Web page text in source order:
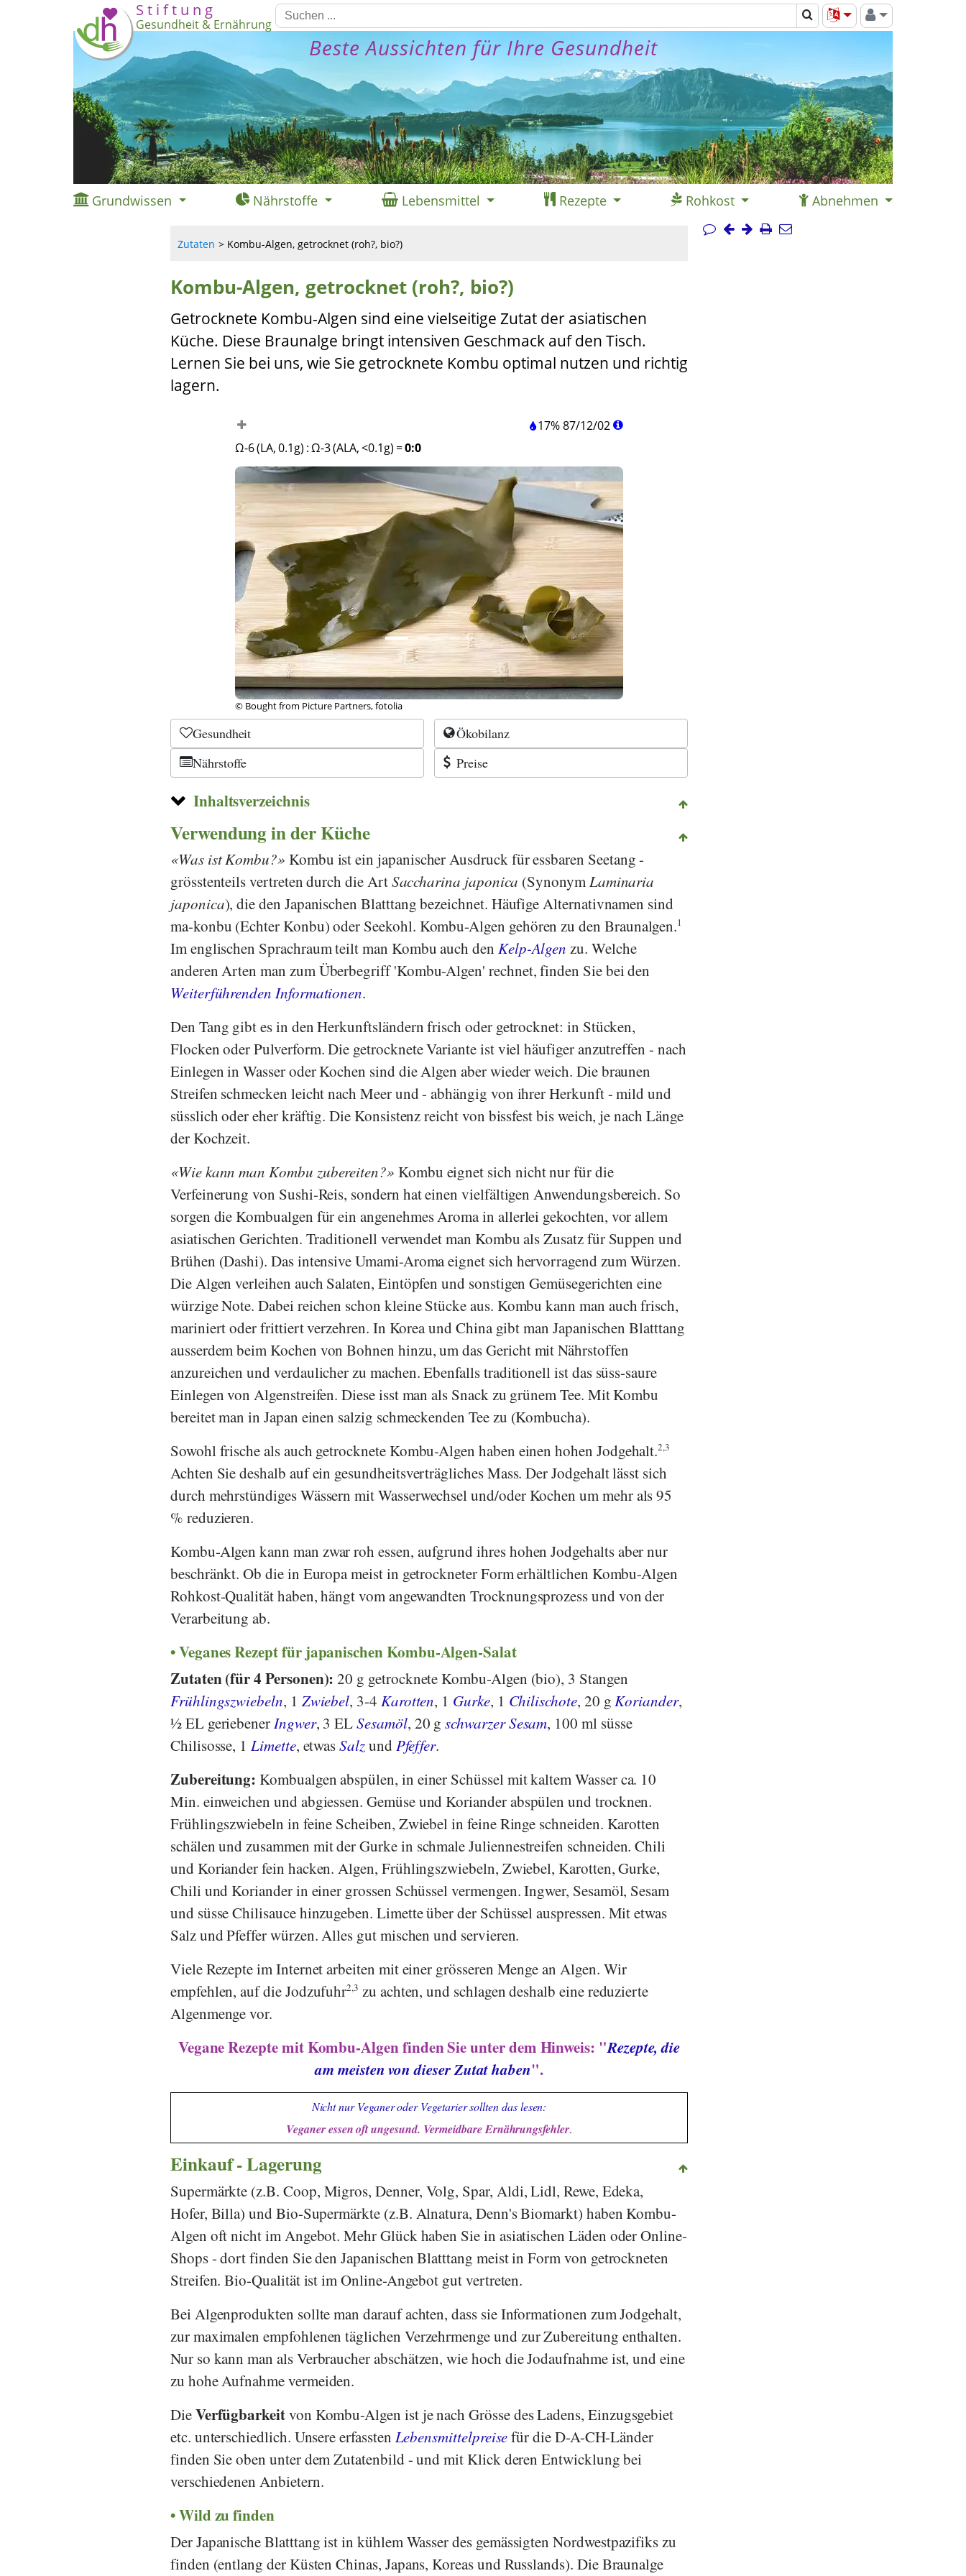
S t i f t u n g
Gesundheit & Ernährung
Beste Aussichten für Ihre Gesundheit
Grundwissen Nährstoffe Lebensmittel Rezepte Rohkost Abnehmen
Zutaten Kombu-Algen, getrocknet (roh?, bio?)
Kombu-Algen, getrocknet (roh?, bio?)
Getrocknete Kombu-Algen sind eine vielseitige Zutat der asiatischen
Küche. Diese Braunalge bringt intensiven Geschmack auf den Tisch.
Lernen Sie bei uns, wie Sie getrocknete Kombu optimal nutzen und richtig
lagern.
17%87/12/02
Ω-6 (LA, 0.1g) :Ω-3 (ALA, <0.1g) =0:0
© CC-0 1.0, Freddy An, Korea, pixabay
Gesundheit
Ökobilanz
Nährstoffe
Preise
Inhaltsverzeichnis
Verwendung in der Küche
Was ist Kombu? Kombu ist ein japanischer Ausdruck für essbaren Seetang -
grösstenteils vertreten durch die ArtSaccharina japonica (SynonymLaminaria
japonica), die den Japanischen Blatttang bezeichnet. Häufige Alternativnamen sind
ma-konbu (Echter Konbu) oder Seekohl. Kombu-Algen gehören zu den Braunalgen.1
Im englischen Sprachraum teilt man Kombu auch den Kelp-Algen zu. Welche
anderen Arten man zum Überbegriff 'Kombu-Algen' rechnet, finden Sie bei den
Weiterführenden Informationen.
Den Tang gibt es in den Herkunftsländern frisch oder getrocknet: in Stücken,
Flocken oder Pulverform. Die getrocknete Variante ist viel häufiger anzutreffen - nach
Einlegen in Wasser oder Kochen sind die Algen aber wieder weich. Die braunen
Streifen schmecken leicht nach Meer und - abhängig von ihrer Herkunft - mild und
süsslich oder eher kräftig. Die Konsistenz reicht von bissfest bis weich, je nach Länge
der Kochzeit.
Wie kann man Kombu zubereiten? Kombu eignet sich nicht nur für die
Verfeinerung von Sushi-Reis, sondern hat einen vielfältigen Anwendungsbereich. So
sorgen die Kombualgen für ein angenehmes Aroma in allerlei gekochten, vor allem
asiatischen Gerichten. Traditionell verwendet man Kombu als Zusatz für Suppen und
Brühen (Dashi). Das intensive Umami-Aroma eignet sich hervorragend zum Würzen.
Die Algen verleihen auch Salaten, Eintöpfen und sonstigen Gemüsegerichten eine
würzige Note. Dabei reichen schon kleine Stücke aus. Kombu kann man auch frisch,
mariniert oder frittiert verzehren. In Korea und China gibt man Japanischen Blatttang
ausserdem beim Kochen von Bohnen hinzu, um das Gericht mit Nährstoffen
anzureichen und verdaulicher zu machen. Ebenfalls traditionell ist das süss-saure
Einlegen von Algenstreifen. Diese isst man als Snack zu grünem Tee. Mit Kombu
bereitet man in Japan einen salzig schmeckenden Tee zu (Kombucha).
Sowohl frische als auch getrocknete Kombu-Algen haben einen hohen Jodgehalt.2,3
Achten Sie deshalb auf ein gesundheitsverträgliches Mass. Der Jodgehalt lässt sich
durch mehrstündiges Wässern mit Wasserwechsel und/oder Kochen um mehr als 95
% reduzieren.
Kombu-Algen kann man zwar roh essen, aufgrund ihres hohen Jodgehalts aber nur
beschränkt. Ob die in Europa meist in getrockneter Form erhältlichen Kombu-Algen
Rohkost-Qualität haben, hängt vom angewandten Trocknungsprozess und von der
Verarbeitung ab.
Veganes Rezept für japanischen Kombu-Algen-Salat
Zutaten (für 4 Personen):20 g getrocknete Kombu-Algen (bio), 3 Stangen
Frühlingszwiebeln, 1 Zwiebel, 3-4 Karotten, 1 Gurke, 1 Chilischote, 20 gKoriander,
½ EL geriebenerIngwer, 3 ELSesamöl, 20 gschwarzer Sesam, 100 ml süsse
Chilisosse, 1Limette, etwasSalzund Pfeffer.
Zubereitung:Kombualgen abspülen, in einer Schüssel mit kaltem Wasser ca. 10
Min. einweichen und abgiessen. Gemüse und Koriander abspülen und trocknen.
Frühlingszwiebeln in feine Scheiben, Zwiebel in feine Ringe schneiden. Karotten
schälen und zusammen mit der Gurke in schmale Juliennestreifen schneiden. Chili
und Koriander fein hacken. Algen, Frühlingszwiebeln, Zwiebel, Karotten, Gurke,
Chili und Koriander in einer grossen Schüssel vermengen. Ingwer, Sesamöl, Sesam
und süsse Chilisauce hinzugeben. Limette über der Schüssel auspressen. Mit etwas
Salz und Pfeffer würzen. Alles gut mischen und servieren.
Viele Rezepte im Internet arbeiten mit einer grösseren Menge an Algen. Wir
empfehlen, auf die Jodzufuhr2,3 zu achten, und schlagen deshalb eine reduzierte
Algenmenge vor.
Vegane Rezepte mit Kombu-Algen finden Sie unter dem Hinweis: "Rezepte, die
am meisten von dieser Zutat haben".
Nicht nur Veganer oder Vegetarier sollten das lesen:
Veganer essen oft ungesund. Vermeidbare Ernährungsfehler.
Einkauf - Lagerung
Supermärkte (z.B. Coop, Migros, Denner, Volg, Spar, Aldi,Lidl, Rewe, Edeka,
Hofer, Billa) und Bio-Supermärkte (z.B. Alnatura, Denn's Biomarkt) haben Kombu-
Algen oft nicht im Angebot. Mehr Glück haben Sie in asiatischen Läden oder Online-
Shops - dort finden Sie den Japanischen Blatttang meist in Form von getrockneten
Streifen. Bio-Qualität ist im Online-Angebot gut vertreten.
Bei Algenprodukten sollte man darauf achten, dass sie Informationen zum Jodgehalt,
zur maximalen empfohlenen täglichen Verzehrmenge und zur Zubereitung enthalten.
Nur so kann man als Verbraucher abschätzen, wie hoch die Jodaufnahme ist, und eine
zu hohe Aufnahme vermeiden.
DieVerfügbarkeitvon Kombu-Algen ist je nach Grösse des Ladens, Einzugsgebiet
etc. unterschiedlich. Unsere erfassten Lebensmittelpreisefür die D-A-CH-Länder
finden Sie oben unter dem Zutatenbild - und mit Klick deren Entwicklung bei
verschiedenen Anbietern.
Wild zu finden
Der Japanische Blatttang ist in kühlem Wasser des gemässigten Nordwestpazifiks zu
finden (entlang der Küsten Chinas, Japans, Koreas und Russlands). Die Braunalge